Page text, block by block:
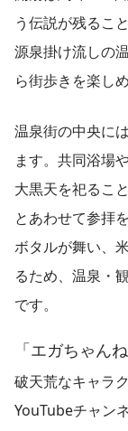
う伝説が残るこ
源泉掛け流しの
ら街歩きを楽し
温泉街の中央に
ます。共同浴場
大黒天を祀るこ
とあわせて参拝
ボタルが舞い、
るため、温泉・
です。
「エガちゃん
破天荒なキャラ
YouTubeチャン